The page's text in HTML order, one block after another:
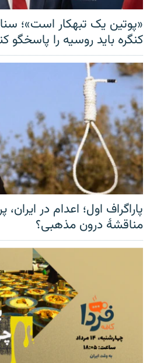
«پوتین یک تبهکار است»؛
کنگره باید روسیه را پاسخگو
پاراگراف اول؛ اعدام در
مناقشهٔ درون مذهبی؟